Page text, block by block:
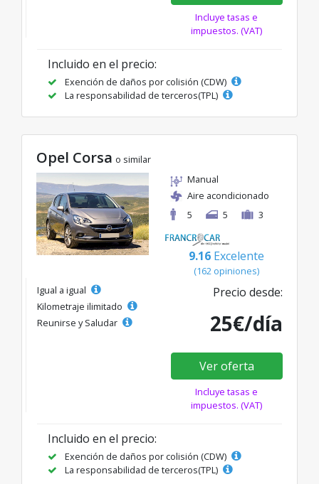
Incluye tasas e
impuestos. (VAT)
Incluido en el precio:
Exención de daños por colisión (CDW)
La responsabilidad de terceros(TPL)
Opel Corsa o similar
Manual
Aire acondicionado
5
5 3
9.16 Excelente
(162 opiniones)
Igual a igual
Kilometraje ilimitado
Reunirse y Saludar
Precio desde:
25€/día
Ver oferta
Incluye tasas e
impuestos. (VAT)
Incluido en el precio:
Exención de daños por colisión (CDW)
La responsabilidad de terceros(TPL)